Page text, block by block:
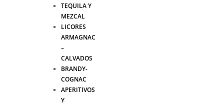
TEQUILA Y
MEZCAL
LICORES
ARMAGNAC
–
CALVADOS
BRANDY-
COGNAC
APERITIVOS
Y